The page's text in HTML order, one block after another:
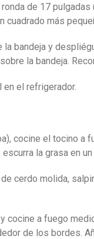
de 17
cuadrado más
bandeja y
la bandeja.
en el refrigerador.
cocine el tocino
la grasa en
de cerdo molida,
cocine a fuego
de los bordes.